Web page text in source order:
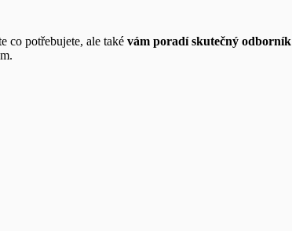
co potřebujete, ale také vám poradí skutečný odborník